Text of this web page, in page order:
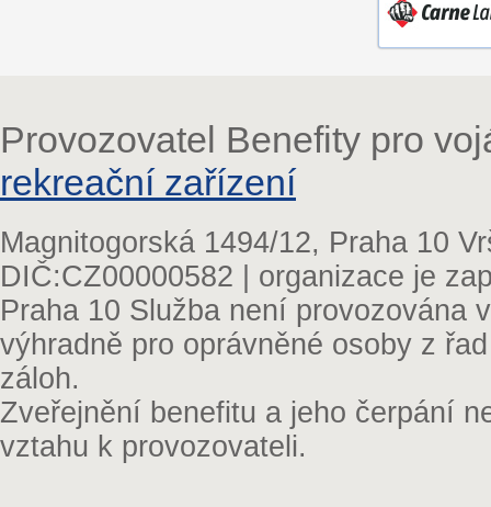
Provozovatel Benefity pro
rekreační zařízení
Magnitogorská 1494/12, Praha 10
DIČ:CZ00000582 | organizace je
Praha 10 Služba není provozována
výhradně pro oprávněné osoby z
záloh.
Zveřejnění benefitu a jeho čerpání
vztahu k provozovateli.